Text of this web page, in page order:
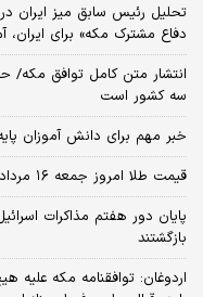
تحلیل رئیس سابق میز ایران
دفاع مشترک مکه» برای ایران،
انتشار متن کامل توافق مکه/
سه کشور است
خبر مهم برای دانش آموزان
قیمت طلا امروز جمعه ۱۶ مرداد ۱۴۰۵/ افزایش قیمت طلا
پایان دور هفتم مذاکرات
بازگشتند
اردوغان: توافقنامه مکه